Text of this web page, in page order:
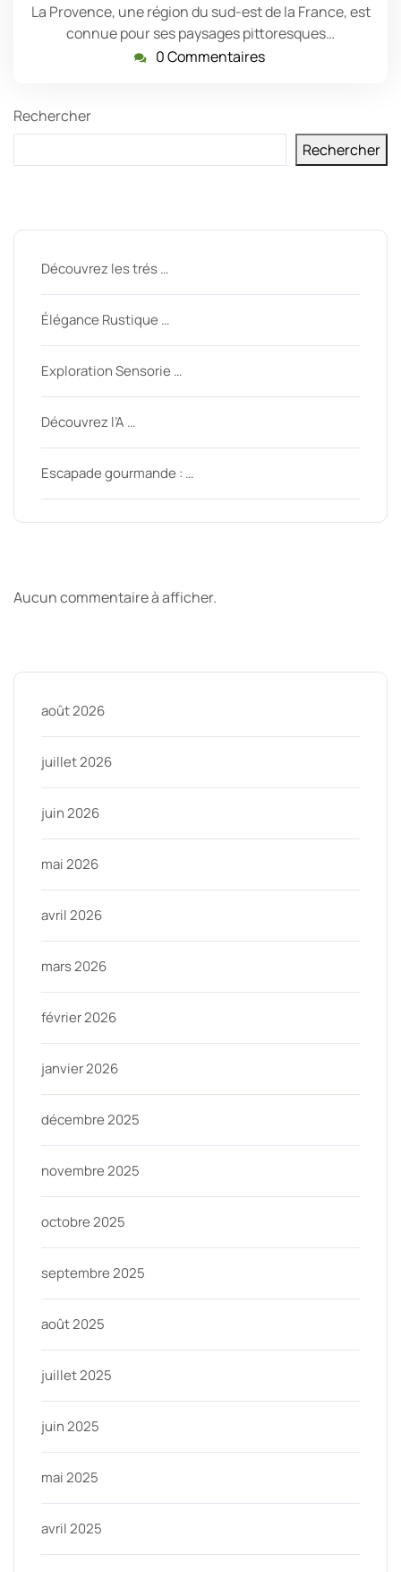
La Provence, une région du sud-est de la France, est
connue pour ses paysages pittoresques…
0 Commentaires
Rechercher
Rechercher
Découvrez les trés …
Élégance Rustique …
Exploration Sensorie …
Découvrez l’A …
Escapade gourmande : …
Aucun commentaire à afficher.
août 2026
juillet 2026
juin 2026
mai 2026
avril 2026
mars 2026
février 2026
janvier 2026
décembre 2025
novembre 2025
octobre 2025
septembre 2025
août 2025
juillet 2025
juin 2025
mai 2025
avril 2025